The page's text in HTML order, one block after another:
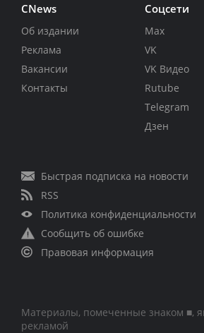
CNews
Об издании
Реклама
Вакансии
Контакты
Соцсети
Max
VK
VK Видео
Rutube
Telegram
Дзен
Быстрая подписка на новости
RSS
Политика конфиденциальности
Сообщить об ошибке
Правовая информация
Материалы, помеченные знаком ■,
рекламой